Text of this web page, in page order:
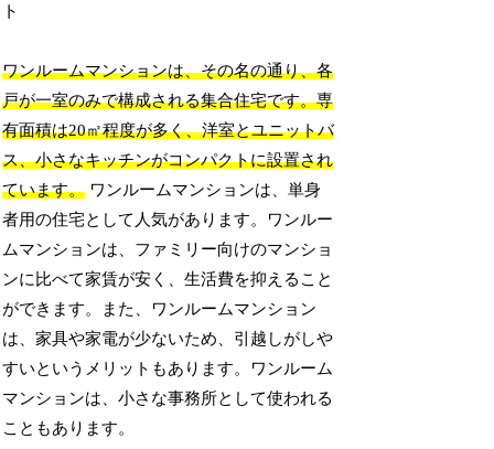
ト
ワンルームマンションは、その名の通り、各
戸が一室のみで構成される集合住宅です。専
有面積は20㎡程度が多く、洋室とユニットバ
ス、小さなキッチンがコンパクトに設置され
ています。 ワンルームマンションは、単身
者用の住宅として人気があります。ワンルー
ムマンションは、ファミリー向けのマンショ
ンに比べて家賃が安く、生活費を抑えること
ができます。また、ワンルームマンション
は、家具や家電が少ないため、引越しがしや
すいというメリットもあります。ワンルーム
マンションは、小さな事務所として使われる
こともあります。